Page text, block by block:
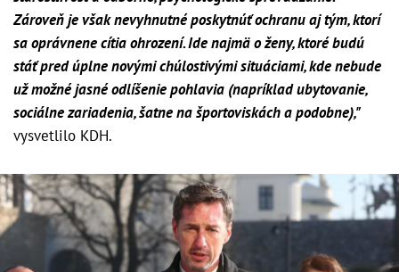
Zároveň je však nevyhnutné poskytnúť ochranu aj tým, ktorí
sa oprávnene cítia ohrození. Ide najmä o ženy, ktoré budú
stáť pred úplne novými chúlostivými situáciami, kde nebude
už možné jasné odlíšenie pohlavia (napríklad ubytovanie,
sociálne zariadenia, šatne na športoviskách a podobne),"
vysvetlilo KDH.